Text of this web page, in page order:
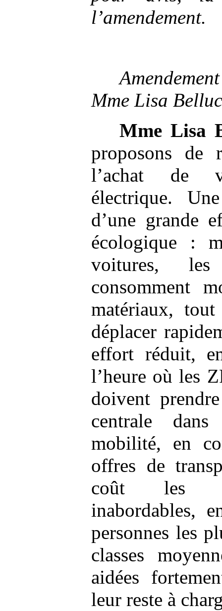
l’amendement.
Mme Lisa
Mme Lisa
proposons de
l’achat de
électrique.
d’une grande
écologique :
voitures, les
consomment
matériaux,
déplacer
effort réduit,
l’heure où les
doivent
centrale
mobilité, en
offres de
coût les
inabordables,
personnes les
classes
aidées
leur reste à